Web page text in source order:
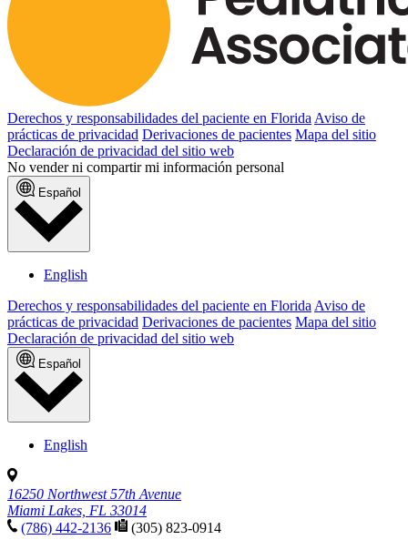
Derechos y responsabilidades del paciente en Florida Aviso de
prácticas de privacidad Derivaciones de pacientes Mapa del sitio
Declaración de privacidad del sitio web
No vender ni compartir mi información personal
Español
English
Derechos y responsabilidades del paciente en Florida Aviso de
prácticas de privacidad Derivaciones de pacientes Mapa del sitio
Declaración de privacidad del sitio web
Español
English
16250 Northwest 57th Avenue
Miami Lakes, FL 33014
(786) 442-2136
(305) 823-0914